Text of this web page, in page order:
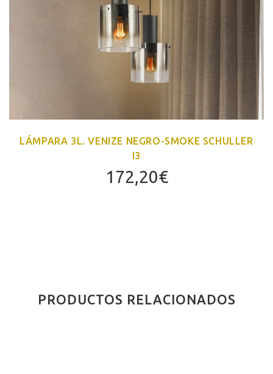
LÁMPARA 3L. VENIZE NEGRO-SMOKE SCHULLER
I3
172,20€
PRODUCTOS RELACIONADOS